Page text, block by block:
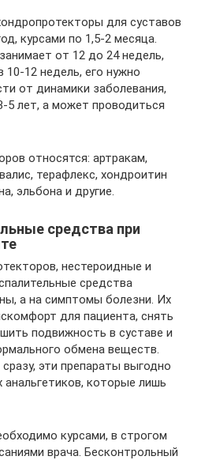
для суставов
курсами по 1,5-2 месяца.
от 12 до 24 недель,
10-12 недель, его нужно
от динамики заболевания,
5 лет, а может проводиться
относятся: артракам,
терафлекс, хондроитин
эльбона и другие.
средства при
нестероидные и
средства
а на симптомы болезни. Их
для пациента, снять
подвижность в суставе и
обмена веществ.
эти препараты выгодно
которые лишь
курсами, в строгом
врача. Бесконтрольный